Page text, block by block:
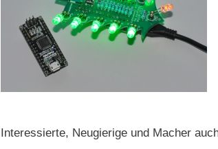
Interessierte, Neugierige und Macher